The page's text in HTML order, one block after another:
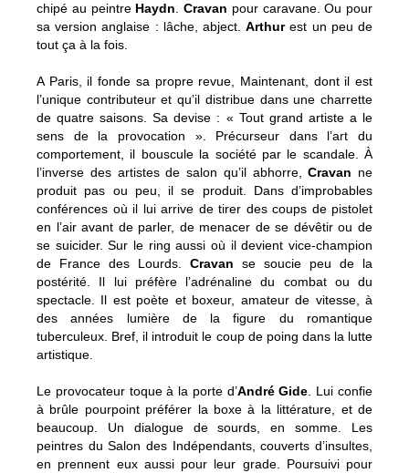
chipé au peintre Haydn Cravan pour caravane. Ou pour
sa version anglaise : lâche, abject.Arthurest un peu de
tout ça à la fois.
A Paris, il fonde sa propre revue, Maintenant, dont il est
l’unique contributeur et qu’il distribue dans une charrette
de quatre saisons. Sa devise : « Tout grand artiste a le
sens de la provocation ». Précurseur dans l’art du
comportement, il bouscule la société par le scandale. À
l’inverse des artistes de salon qu’il abhorre,Cravan ne
produit pas ou peu, il se produit. Dans d’improbables
conférences où il lui arrive de tirer des coups de pistolet
en l’air avant de parler, de menacer de se dévêtir ou de
se suicider. Sur le ring aussi où il devient vice-champion
de France des Lourds. Cravan se soucie peu de la
postérité. Il lui préfère l’adrénaline du combat ou du
spectacle. Il est poète et boxeur, amateur de vitesse, à
des années lumière de la figure du romantique
tuberculeux. Bref, il introduit le coup de poing dans la lutte
artistique.
Le provocateur toque à la porte d’André Gide . Lui confie
à brûle pourpoint préférer la boxe à la littérature, et de
beaucoup. Un dialogue de sourds, en somme. Les
peintres du Salon des Indépendants, couverts d’insultes,
en prennent eux aussi pour leur grade. Poursuivi pour